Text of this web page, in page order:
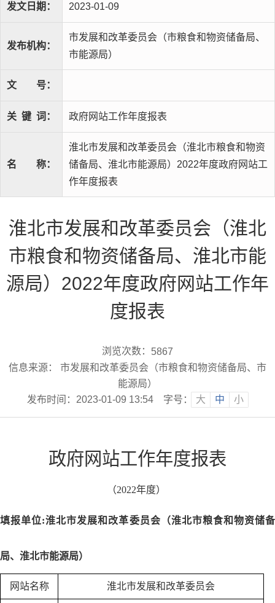
发文日期： 2023-01-09
发布机构：
市发展和改革委员会（市粮食和物资储备局、
市能源局）
文 号：
关 键 词： 政府网站工作年度报表
名 称：
淮北市发展和改革委员会（淮北市粮食和物资
储备局、淮北市能源局）2022年度政府网站工
作年度报表
淮北市发展和改革委员会（淮北
市粮食和物资储备局、淮北市能
源局）2022年度政府网站工作年
度报表
浏览次数： 5867
信息来源： 市发展和改革委员会（市粮食和物资储备局、市
能源局）
发布时间：2023-01-09 13:54
字号： 大 中 小
政府网站工作年度报表
（2022年度）
填报单位:淮北市发展和改革委员会（淮北市粮食和物资储备
局、淮北市能源局）
网站名称 淮北市发展和改革委员会